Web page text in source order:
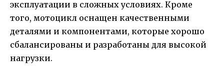
эксплуатации в сложных условиях. Кроме
того, мотоцикл оснащен качественными
деталями и компонентами, которые хорошо
сбалансированы и разработаны для высокой
нагрузки.